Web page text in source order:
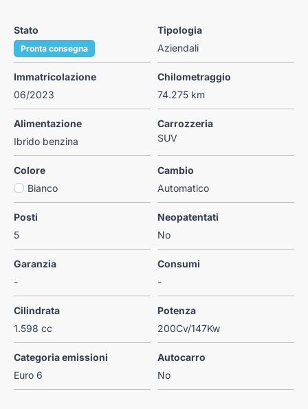
Stato
Pronta consegna
Tipologia
Aziendali
Immatricolazione
06/2023
Chilometraggio
74.275 km
Alimentazione
Ibrido benzina
Carrozzeria
SUV
Colore
Bianco
Cambio
Automatico
Posti
5
Neopatentati
No
Garanzia
-
Consumi
-
Cilindrata
1.598 cc
Potenza
200Cv/147Kw
Categoria emissioni
Euro 6
Autocarro
No